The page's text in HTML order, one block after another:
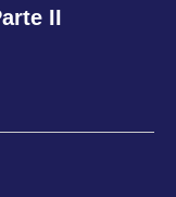
II